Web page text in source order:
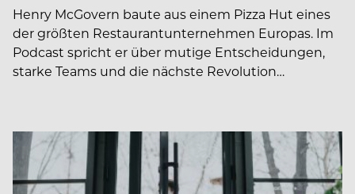
Henry McGovern baute aus einem Pizza Hut eines
der größten Restaurantunternehmen Europas. Im
Podcast spricht er über mutige Entscheidungen,
starke Teams und die nächste Revolution…